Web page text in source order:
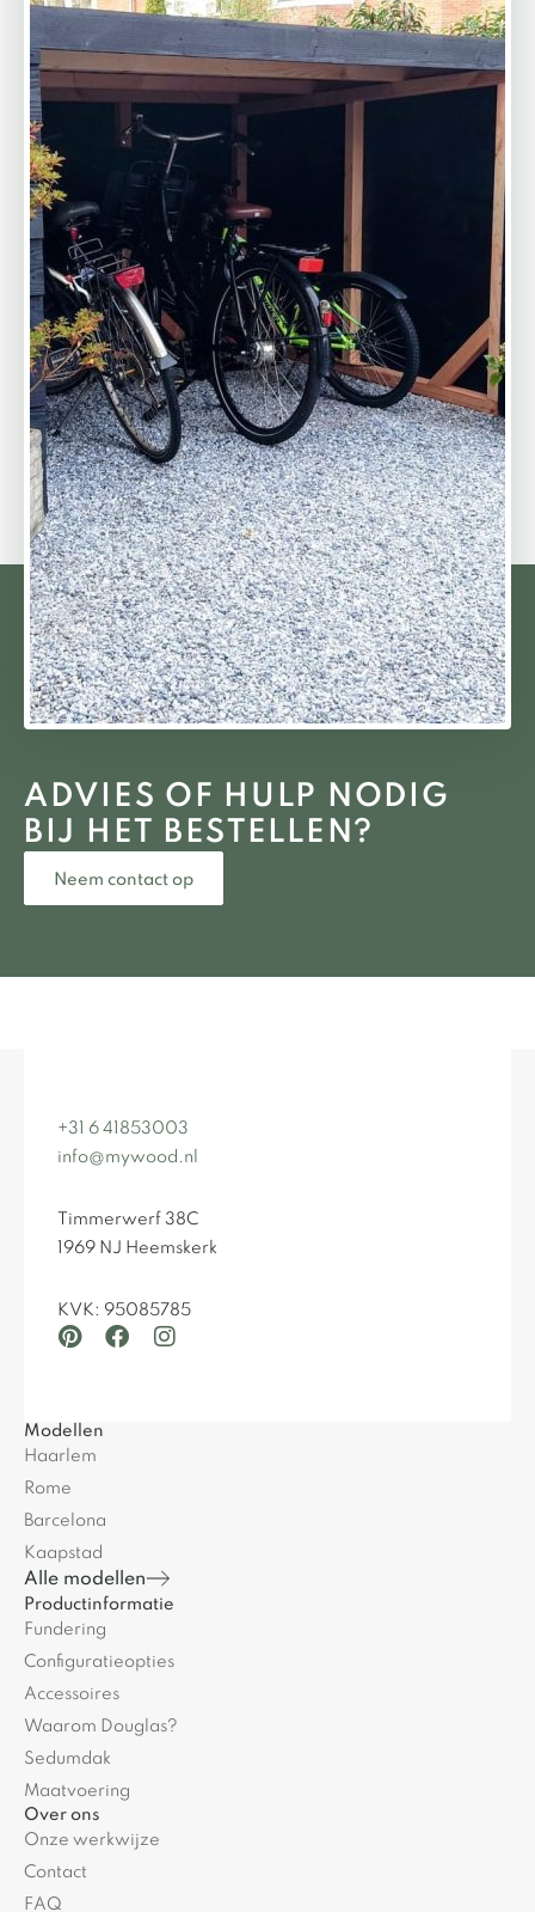
ADVIES OF HULP NODIG
BIJ HET BESTELLEN?
Neem contact op
+31 6 41853003
info@mywood.nl
Timmerwerf 38C
1969 NJ Heemskerk
KVK: 95085785
Modellen
Haarlem
Rome
Barcelona
Kaapstad
Alle modellen
Productinformatie
Fundering
Configuratieopties
Accessoires
Waarom Douglas?
Sedumdak
Maatvoering
Over ons
Onze werkwijze
Contact
FAQ